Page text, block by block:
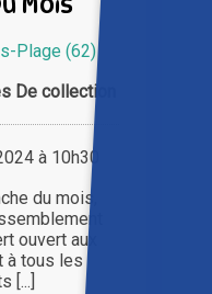
Plage (62)
De collection
à 10h30
du mois,
ouvert aux
à tous les
[...]